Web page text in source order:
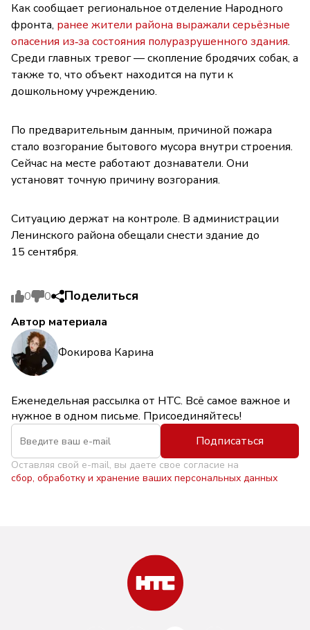
Как сообщает региональное отделение Народного
фронта, ранее жители района выражали серьёзные
опасения из‑за состояния полуразрушенного здания.
Среди главных тревог — скопление бродячих собак, а
также то, что объект находится на пути к
дошкольному учреждению.
По предварительным данным, причиной пожара
стало возгорание бытового мусора внутри строения.
Сейчас на месте работают дознаватели. Они
установят точную причину возгорания.
Ситуацию держат на контроле. В администрации
Ленинского района обещали снести здание до
15 сентября.
0 0 Поделиться
Автор материала
Фокирова Карина
Еженедельная рассылка от НТС. Всё самое важное и
нужное в одном письме. Присоединяйтесь!
Подписаться
Оставляя свой e-mail, вы даете свое согласие на
сбор, обработку и хранение ваших персональных данных